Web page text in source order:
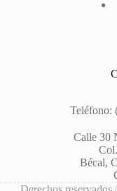
Teléfono:
Calle 30
Bécal,